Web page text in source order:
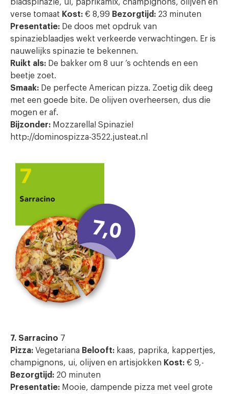
bladspinazie, ui, paprikamix, champignons, olijven en
verse tomaat Kost: € 8,99 Bezorgtijd: 23 minuten
Presentatie: De doos met opdruk van
spinazieblaadjes wekt verkeerde verwachtingen. Er is
nauwelijks spinazie te bekennen.
Ruikt als: De bakker om 8 uur ’s ochtends en een
beetje zoet.
Smaak: De perfecte American pizza. Zoetig dik deeg
met een goede bite. De olijven overheersen, dus die
mogen er af.
Bijzonder: Mozzarella! Spinazie!
http://dominospizza-3522.justeat.nl
7. Sarracino 7
Pizza: Vegetariana Belooft: kaas, paprika, kappertjes,
champignons, ui, olijven en artisjokken Kost: € 9,-
Bezorgtijd: 20 minuten
Presentatie: Mooie, dampende pizza met veel grote